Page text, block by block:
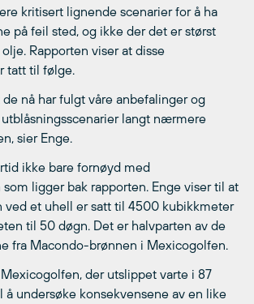
kritisert lignende scenarier for å ha
på feil sted, og ikke der det er størst
Rapporten viser at disse
tatt til følge.
nå har fulgt våre anbefalinger og
langt nærmere
sier Enge.
ikke bare fornøyd med
ligger bak rapporten. Enge viser til at
ved et uhell er satt til 4500 kubikkmeter
til 50 døgn. Det er halvparten av de
fra Macondo-brønnen i Mexicogolfen.
der utslippet varte i 87
å undersøke konsekvensene av en like